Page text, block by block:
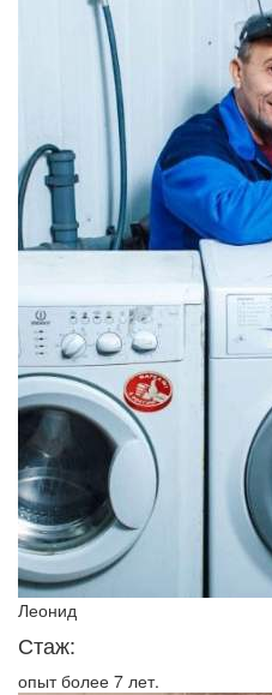
Леонид
Стаж:
опыт более 7 лет.